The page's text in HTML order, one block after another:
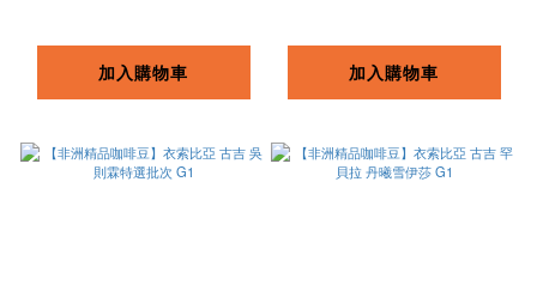
加入購物車 加入購物車